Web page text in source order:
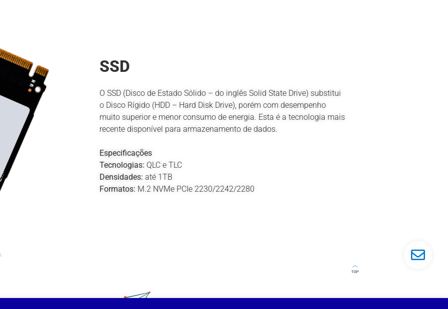
SSD
O SSD (Disco de Estado Sólido – do inglês Solid State Drive) substitui
o Disco Rígido (HDD – Hard Disk Drive), porém com desempenho
muito superior e menor consumo de energia. Esta é a tecnologia mais
recente disponível para armazenamento de dados.
Especificações
Tecnologias: QLC e TLC
Densidades:até 1TB
Formatos: M.2 NVMe PCIe 2230/2242/2280